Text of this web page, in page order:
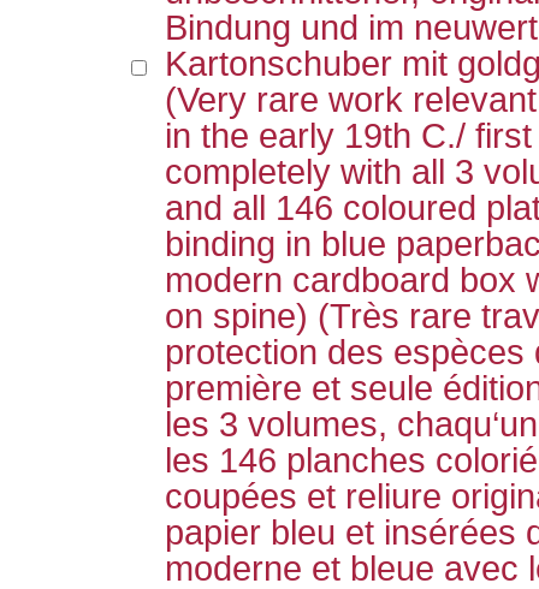
Bindung und im
Kartonschuber mit
(Very rare work
in the early 19th C./
completely with all 3
and all 146 coloured
binding in blue
modern cardboard box
on spine) (Très rare
protection des
première et seule
les 3 volumes,
les 146 planches
coupées et reliure
papier bleu et insérées
moderne et bleue avec